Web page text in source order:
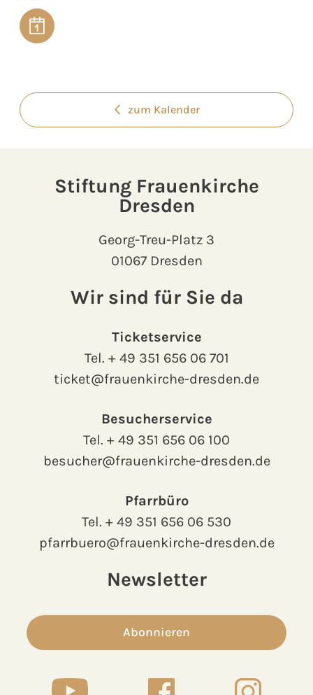
zum Kalender
Stiftung Frauenkirche
Dresden
Georg-Treu-Platz 3
01067 Dresden
Wir sind für Sie da
Ticketservice
Tel. + 49 351 656 06 701
ticket@frauenkirche-dresden.de
Besucherservice
Tel. + 49 351 656 06 100
besucher@frauenkirche-dresden.de
Pfarrbüro
Tel. + 49 351 656 06 530
pfarrbuero@frauenkirche-dresden.de
Newsletter
Abonnieren